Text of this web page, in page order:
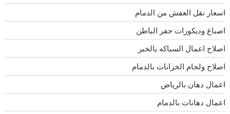
اسعار نقل العفش من الدمام
اصباغ وديكورات حفر الباطن
اصلاح اعمال السباكه بالخبر
اصلاح ولحام الخزانات بالدمام
اعمال دهان بالرياض
اعمال دهانات بالدمام